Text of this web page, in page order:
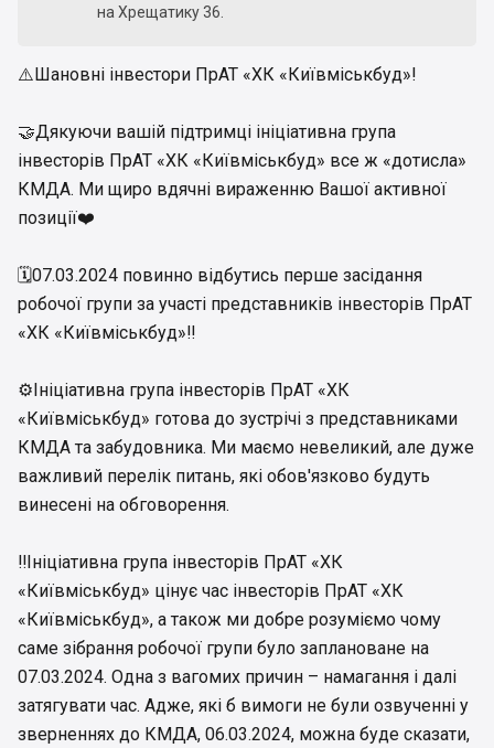
на Хрещатику 36.
⚠️Шановні інвестори ПрАТ «ХК «Київміськбуд»!
🤝Дякуючи вашій підтримці ініціативна група
інвесторів ПрАТ «ХК «Київміськбуд» все ж «дотисла»
КМДА. Ми щиро вдячні вираженню Вашої активної
позиції❤️
🗓07.03.2024 повинно відбутись перше засідання
робочої групи за участі представників інвесторів ПрАТ
«ХК «Київміськбуд»‼️
⚙️Ініціативна група інвесторів ПрАТ «ХК
«Київміськбуд» готова до зустрічі з представниками
КМДА та забудовника. Ми маємо невеликий, але дуже
важливий перелік питань, які обов'язково будуть
винесені на обговорення.
‼️Ініціативна група інвесторів ПрАТ «ХК
«Київміськбуд» цінує час інвесторів ПрАТ «ХК
«Київміськбуд», а також ми добре розуміємо чому
саме зібрання робочої групи було заплановане на
07.03.2024. Одна з вагомих причин – намагання і далі
затягувати час. Адже, які б вимоги не були озвученні у
зверненнях до КМДА, 06.03.2024, можна буде сказати,